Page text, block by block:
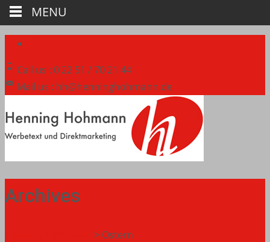
Call us : 0 22 51 / 70 21 44
Mail us : hh@henninghohmann.de
Archives
> Ostern
MENU